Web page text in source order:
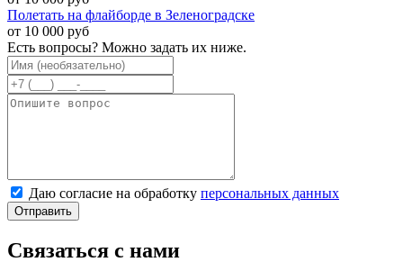
Полетать на флайборде в Зеленоградске
от 10 000 руб
Есть вопросы? Можно задать их ниже.
Даю согласие на обработку персональных данных
Отправить
Связаться с нами